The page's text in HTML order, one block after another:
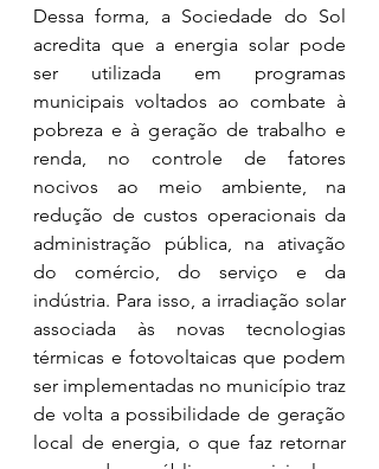
Dessa forma, a Sociedade do Sol
acredita que a energia solar pode
ser utilizada em programas
municipais voltados ao combate à
pobreza e à geração de trabalho e
renda, no controle de fatores
nocivos ao meio ambiente, na
redução de custos operacionais da
administração pública, na ativação
do comércio, do serviço e da
indústria. Para isso, a irradiação solar
associada às novas tecnologias
térmicas e fotovoltaicas que podem
ser implementadas no município traz
de volta a possibilidade de geração
local de energia, o que faz retornar